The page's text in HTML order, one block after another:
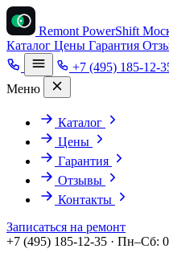
Remont PowerShift
Каталог Цены Гарантия
+7 (495) 185-12-
Меню
Каталог
Цены
Гарантия
Отзывы
Контакты
Записаться на ремонт
+7 (495) 185-12-35 · Пн–Сб: